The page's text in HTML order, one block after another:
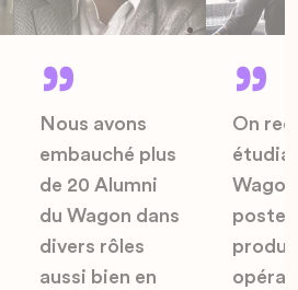
Nous avons
embauché plus
de 20 Alumni
du Wagon dans
divers rôles
aussi bien en
On